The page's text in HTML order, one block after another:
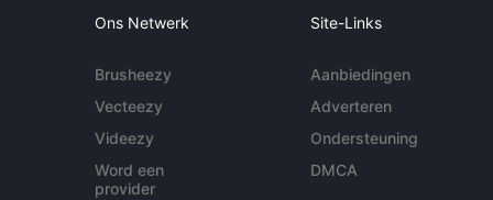
Ons Netwerk
Brusheezy
Vecteezy
Videezy
Word een
provider
Site-Links
Aanbiedingen
Adverteren
Ondersteuning
DMCA